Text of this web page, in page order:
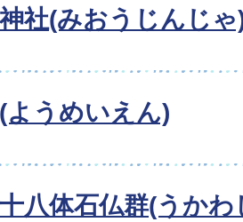
社(みおうじんじゃ
ようめいえん)
八体石仏群(うか